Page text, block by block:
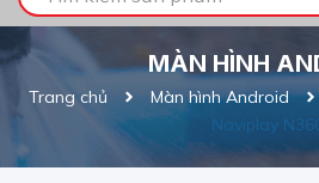
MÀN HÌNH
Trang chủ Màn hình Android
Naviplay